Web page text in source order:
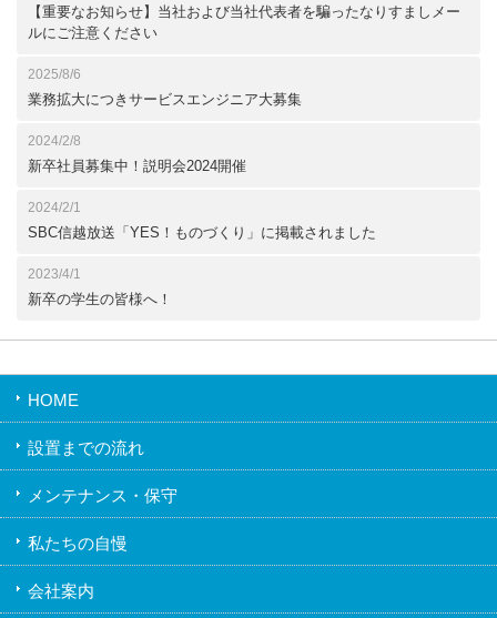
【重要なお知らせ】当社および当社代表者を騙ったなりすましメー
ルにご注意ください
2025/8/6
業務拡大につきサービスエンジニア大募集
2024/2/8
新卒社員募集中！説明会2024開催
2024/2/1
SBC信越放送「YES！ものづくり」に掲載されました
2023/4/1
新卒の学生の皆様へ！
HOME
設置までの流れ
メンテナンス・保守
私たちの自慢
会社案内